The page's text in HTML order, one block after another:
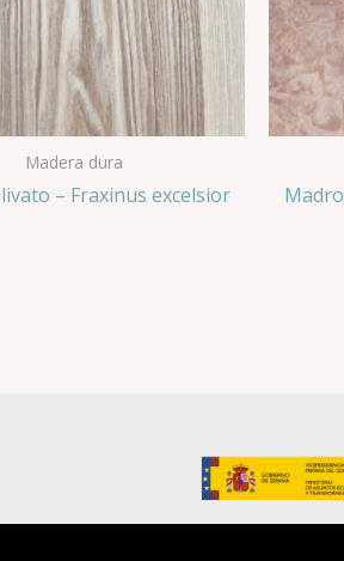
Madera dura
– Fraxinus excelsior